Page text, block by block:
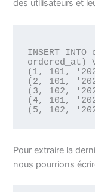
des utilisateurs et
INSERT
ordered_at)
(1, 101,
(2, 101,
(3, 102,
(4, 101,
Pour extraire la
nous pourrions